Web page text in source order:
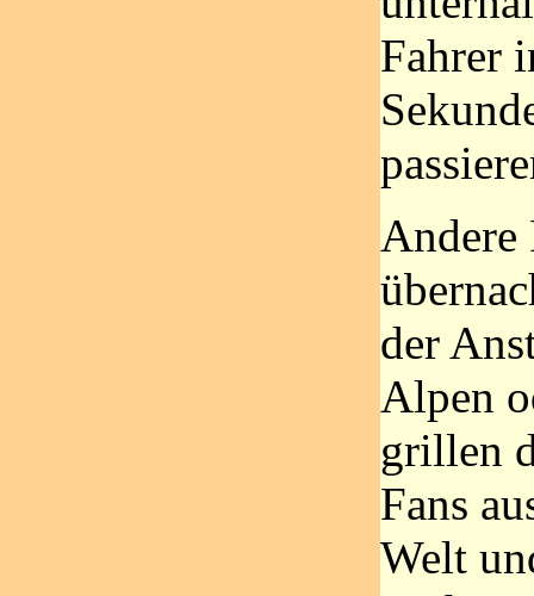
Fahrer
Andere
der
Alpen
grillen
Fans
Welt